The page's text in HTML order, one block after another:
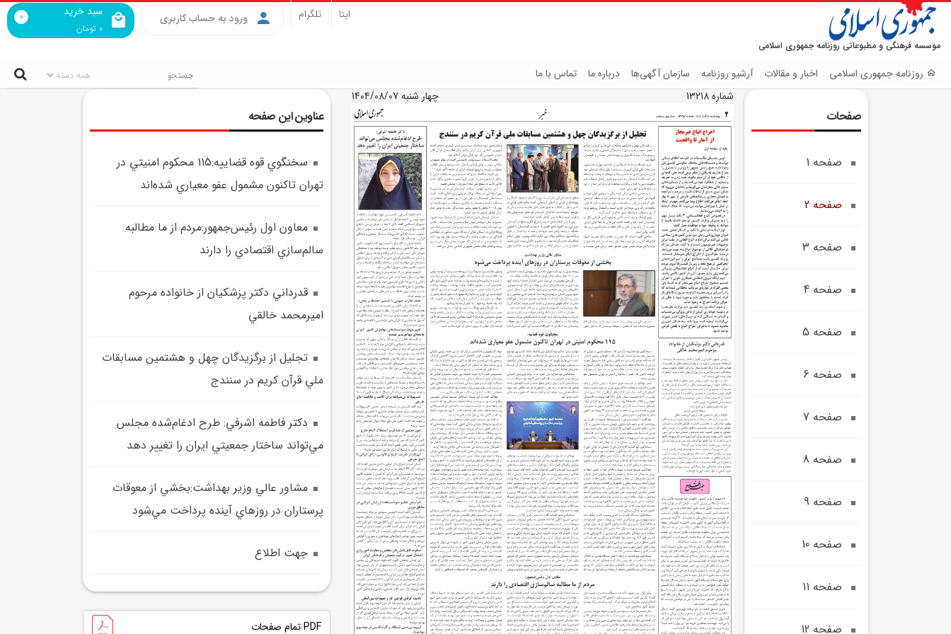
موسسه فرهنگی و مطبوعاتی روزنامه جمهوری اسلامی
سبد خرید
0 تومان
0 ورود به حساب کاربری ایتا تلگرام
روزنامه جمهوری اسلامی اخبار و مقالات آرشیو روزنامه سازمان آگهی‌ها درباره ما تماس با ما
صفحات
صفحه 1
صفحه 2
صفحه 3
صفحه 4
صفحه 5
صفحه 6
صفحه 7
صفحه 8
صفحه 9
صفحه 10
صفحه 11
صفحه 12
شماره 13218 چهار شنبه 1404/08/07
عناوین این صفحه
سخنگوي قوه قضاييه:115 محکوم امنيتي در
تهران تاکنون مشمول عفو معياري شده‌اند
معاون اول رئيس‌جمهور:مردم از ما مطالبه
سالم‌سازي اقتصادي را دارند
قدرداني دکتر پزشکيان از خانواده مرحوم
اميرمحمد خالقي
تجليل از برگزيدگان چهل و هشتمين مسابقات
ملي قرآن کريم در سنندج
دکتر فاطمه اشرفي: طرح ادغام‌شده مجلس
مي‌تواند ساختار جمعيتي ايران را تغيير دهد
مشاور عالي وزير بهداشت:بخشي از معوقات
پرستاران در روزهاي آينده پرداخت مي‌شود
جهت اطلاع
PDF تمام صفحات